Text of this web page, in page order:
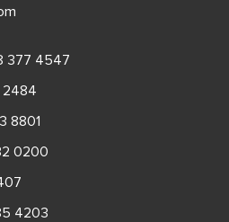
377 4547
2484
8801
0200
4203